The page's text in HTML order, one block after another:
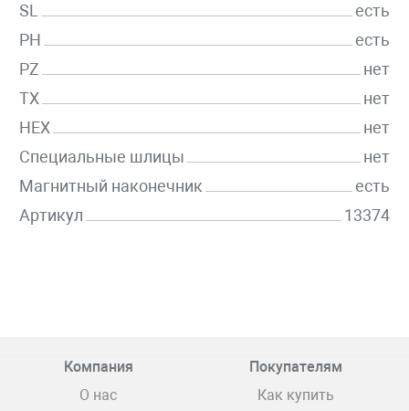
SL
есть
PH
есть
PZ
нет
TX
нет
HEX
нет
Специальные шлицы
нет
Магнитный наконечник
есть
Артикул
13374
Компания
О нас
Покупателям
Как купить